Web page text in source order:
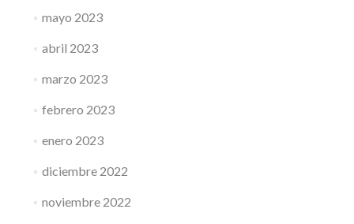
mayo 2023
abril 2023
marzo 2023
febrero 2023
enero 2023
diciembre 2022
noviembre 2022